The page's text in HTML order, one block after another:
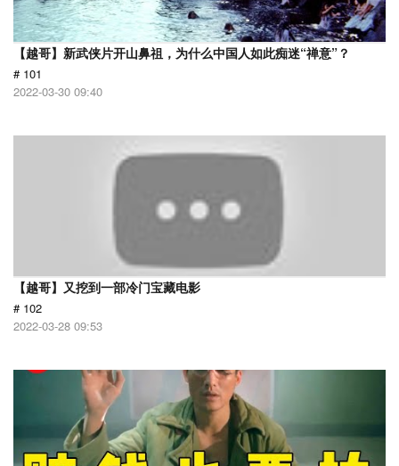
【越哥】新武侠片开山鼻祖，为什么中国人如此痴迷“禅意”？
# 101
2022-03-30 09:40
【越哥】又挖到一部冷门宝藏电影
# 102
2022-03-28 09:53